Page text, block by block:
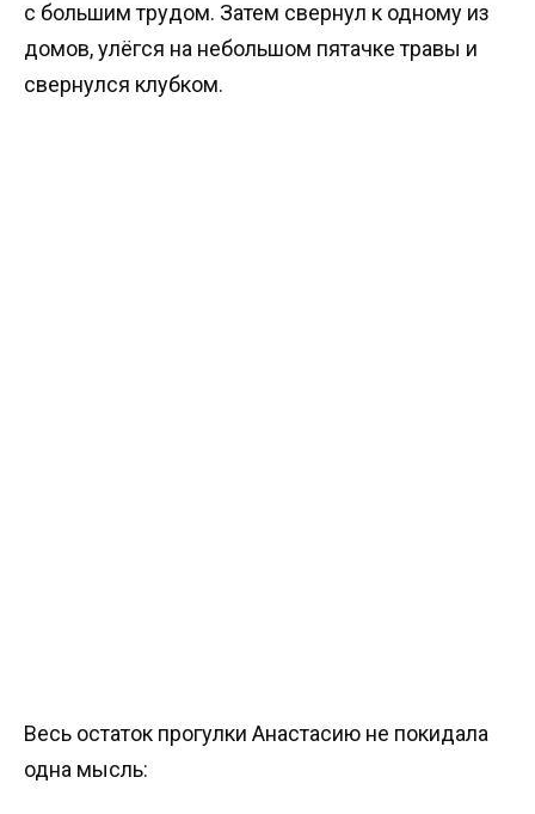
с большим трудом. Затем свернул к одному из
домов, улёгся на небольшом пятачке травы и
свернулся клубком.
Весь остаток прогулки Анастасию не покидала
одна мысль: